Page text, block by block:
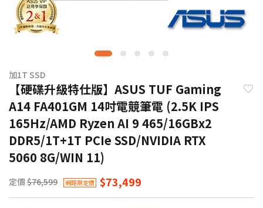
加1T SSD
【硬碟升級特仕版】ASUS TUF Gaming
A14 FA401GM 14吋電競筆電 (2.5K IPS
165Hz/AMD Ryzen AI 9 465/16GBx2
DDR5/1T+1T PCIe SSD/NVIDIA RTX
5060 8G/WIN 11)
定價 $76,599 網路限定價 $73,499